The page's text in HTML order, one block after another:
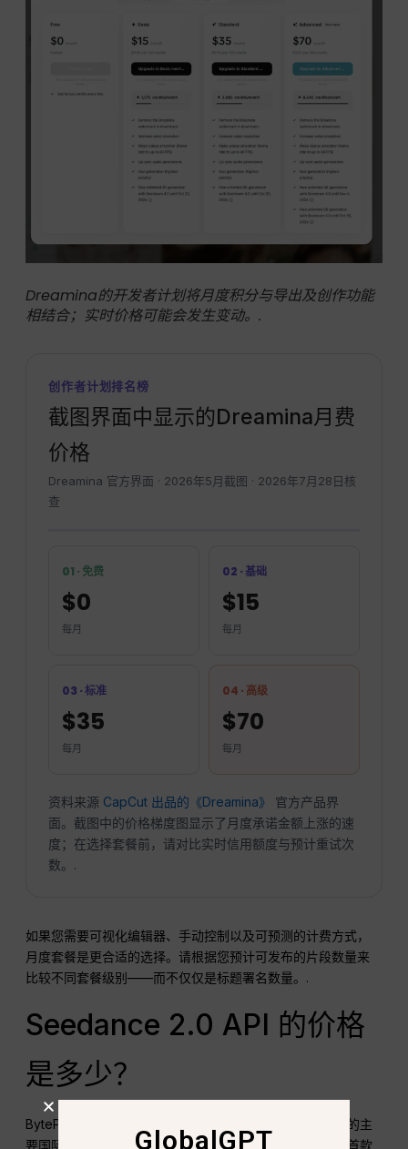
Dreamina的开发者计划将月度积分与导出及创作功能
相结合；实时价格可能会发生变动。.
创作者计划排名榜
截图界面中显示的Dreamina月费
价格
Dreamina 官方界面 · 2026年5月截图 · 2026年7月28日核
查
01 · 免费
$0
每月
02 · 基础
$15
每月
03 · 标准
$35
每月
04 · 高级
$70
每月
资料来源 CapCut 出品的《Dreamina》
官方产品界
面。截图中的价格梯度图显示了月度承诺金额上涨的速
度；在选择套餐前，请对比实时信用额度与预计重试次
数。.
如果您需要可视化编辑器、手动控制以及可预测的计费方式，
月度套餐是更合适的选择。请根据您预计可发布的片段数量来
比较不同套餐级别——而不仅仅是标题署名数量。.
Seedance 2.0 API 的价格
是多少？
BytePlus ModelArk 是获取 Seedance 2.0 API 直接定价的主
要国际信息来源。 其官方价格表显示，Seedance 2.0 的首款
GlobalGPT